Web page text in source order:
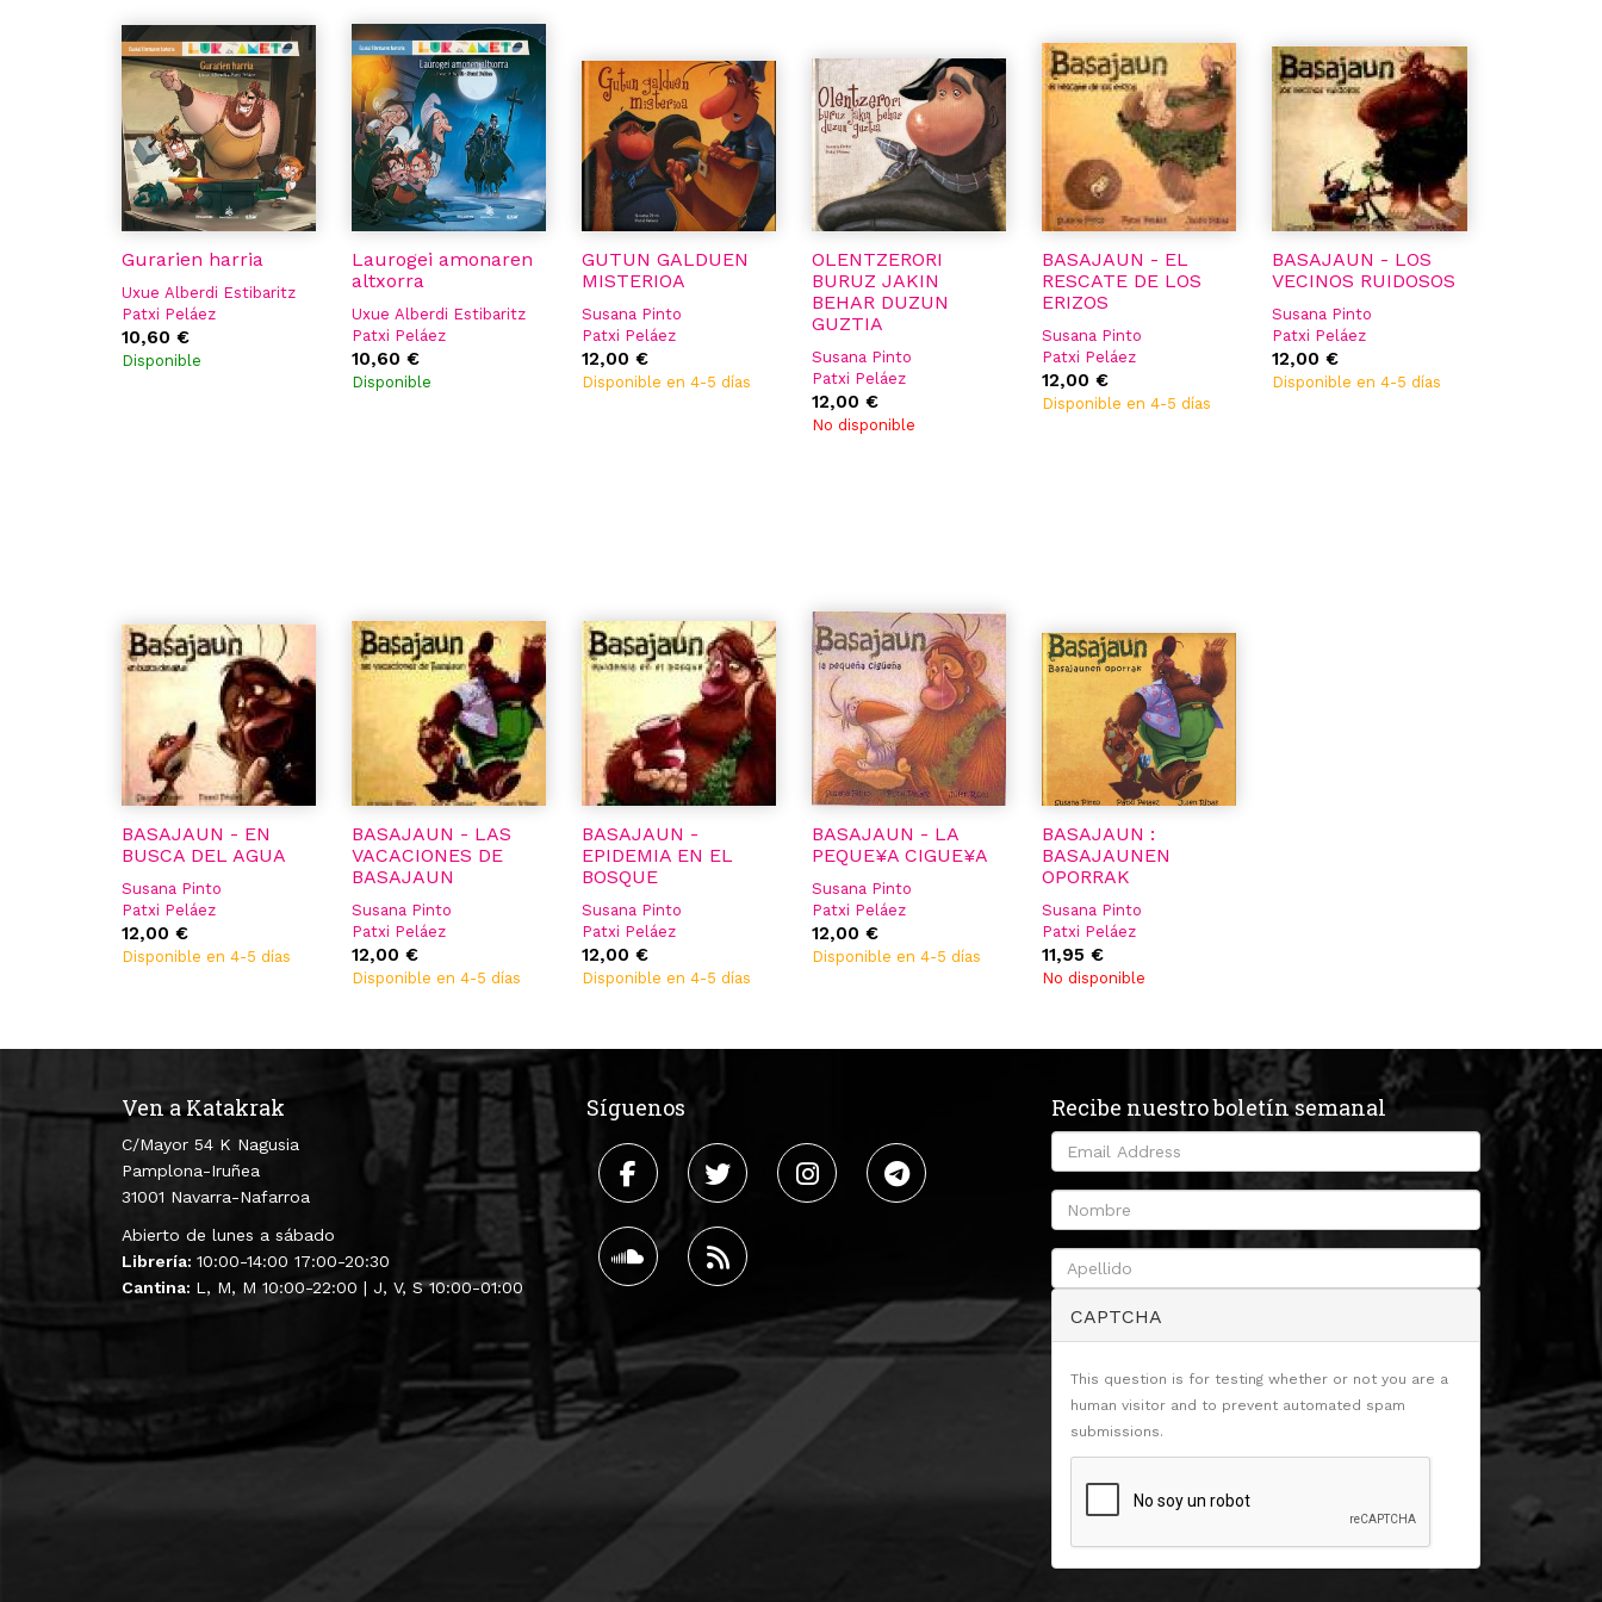
Gurarien harria
Uxue Alberdi Estibaritz
Patxi Peláez
10,60 €
Disponible
Laurogei amonaren
altxorra
Uxue Alberdi Estibaritz
Patxi Peláez
10,60 €
Disponible
GUTUN GALDUEN
MISTERIOA
Susana Pinto
Patxi Peláez
Ricardodir. Ramón
González
12,00 €
Disponible en 4-5 días
OLENTZERORI
BURUZ JAKIN
BEHAR DUZUN
GUZTIA
Susana Pinto
Patxi Peláez
Ricardodir. Ramón
González
12,00 €
No disponible
BASAJAUN - EL
RESCATE DE LOS
ERIZOS
Susana Pinto
Patxi Peláez
Julen Ribas
12,00 €
Disponible en 4-5 días
BASAJAUN - LOS
VECINOS RUIDOSOS
Susana Pinto
Patxi Peláez
Julen Ribas
12,00 €
Disponible en 4-5 días
BASAJAUN - EN
BUSCA DEL AGUA
Susana Pinto
Patxi Peláez
Julen Ribas
12,00 €
Disponible en 4-5 días
BASAJAUN - LAS
VACACIONES DE
BASAJAUN
Susana Pinto
Patxi Peláez
Julen Ribas
12,00 €
Disponible en 4-5 días
BASAJAUN -
EPIDEMIA EN EL
BOSQUE
Susana Pinto
Patxi Peláez
Julen Ribas
12,00 €
Disponible en 4-5 días
BASAJAUN - LA
PEQUE¥A CIGUE¥A
Susana Pinto
Patxi Peláez
Julen Ribas
12,00 €
Disponible en 4-5 días
BASAJAUN :
BASAJAUNEN
OPORRAK
Susana Pinto
Patxi Peláez
Ricardodir. Ramón
González
11,95 €
No disponible
Ven a Katakrak
C/Mayor 54 K Nagusia
Pamplona-Iruñea
31001 Navarra-Nafarroa
Abierto de lunes a sábado
Librería: 10:00-14:00 17:00-20:30
Cantina: L, M, M 10:00-22:00 | J, V, S 10:00-01:00
Síguenos Recibe nuestro boletín semanal
CAPTCHA
This question is for testing whether or not you are a
human visitor and to prevent automated spam
submissions.